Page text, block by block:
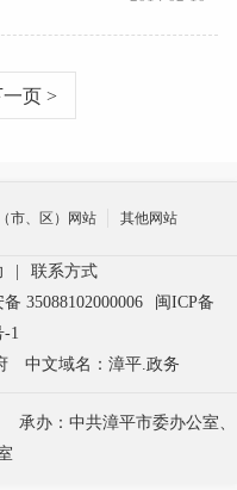
页 >
市、区）网站 其他网站
|
联系方式
35088102000006
闽ICP备
-1
中文域名：漳平.政务
承办：中共漳平市委办公室、